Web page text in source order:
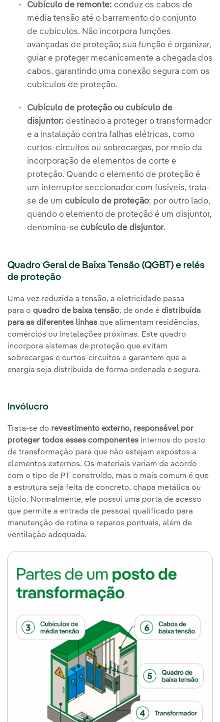
Cubículo de remonte: conduz os cabos de
média tensão até o barramento do conjunto
de cubículos. Não incorpora funções
avançadas de proteção; sua função é organizar,
guiar e proteger mecanicamente a chegada dos
cabos, garantindo uma conexão segura com os
cubículos de proteção.
Cubículo de proteção ou cubículo de
disjuntor: destinado a proteger o transformador
e a instalação contra falhas elétricas, como
curtos-circuitos ou sobrecargas, por meio da
incorporação de elementos de corte e
proteção. Quando o elemento de proteção é
um interruptor seccionador com fusíveis, trata-
se de um cubículo de proteção; por outro lado,
quando o elemento de proteção é um disjuntor,
denomina-se cubículo de disjuntor.
Quadro Geral de Baixa Tensão (QGBT) e relés
de proteção
Uma vez reduzida a tensão, a eletricidade passa
para o quadro de baixa tensão, de onde é distribuída
para as diferentes linhas que alimentam residências,
comércios ou instalações próximas. Este quadro
incorpora sistemas de proteção que evitam
sobrecargas e curtos-circuitos e garantem que a
energia seja distribuída de forma ordenada e segura.
Invólucro
Trata-se do revestimento externo, responsável por
proteger todos esses componentes internos do posto
de transformação para que não estejam expostos a
elementos externos. Os materiais variam de acordo
com o tipo de PT construído, mas o mais comum é que
a estrutura seja feita de concreto, chapa metálica ou
tijolo. Normalmente, ele possui uma porta de acesso
que permite a entrada de pessoal qualificado para
manutenção de rotina e reparos pontuais, além de
ventilação adequada.